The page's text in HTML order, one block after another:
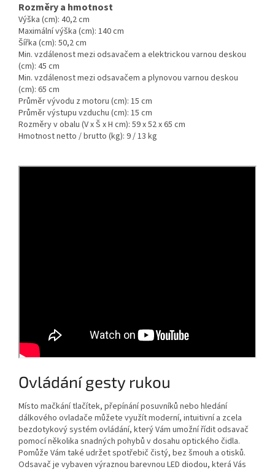
Rozměry a hmotnost
Výška (cm): 40,2 cm
Maximální výška (cm): 140 cm
Šířka (cm): 50,2 cm
Min. vzdálenost mezi odsavačem a elektrickou varnou deskou
(cm): 45 cm
Min. vzdálenost mezi odsavačem a plynovou varnou deskou
(cm): 65 cm
Průměr vývodu z motoru (cm): 15 cm
Průměr výstupu vzduchu (cm): 15 cm
Rozměry v obalu (V x Š x H cm): 59 x 52 x 65 cm
Hmotnost netto / brutto (kg): 9 /13 kg
Ovládání gesty rukou
Místo mačkání tlačítek, přepínání posuvníků nebo hledání
dálkového ovladače můžete využít moderní, intuitivní a zcela
bezdotykový systém ovládání, který Vám umožní řídit odsavač
pomocí několika snadných pohybů v dosahu optického čidla.
Pomůže Vám také udržet spotřebič čistý, bez šmouh a otisků.
Odsavač je vybaven výraznou barevnou LED diodou, která Vás